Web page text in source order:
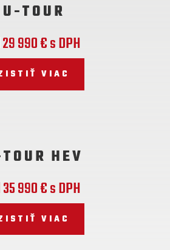
U-TOUR
990 € s DPH
VIAC
HEV
990 € s DPH
VIAC